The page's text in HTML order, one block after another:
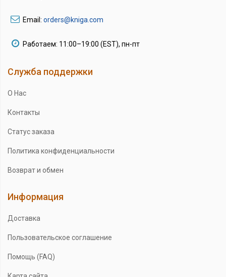
Email: orders@kniga.com
Работаем: 11:00–19:00 (EST), пн-пт
Служба поддержки
О Нас
Контакты
Статус заказа
Политика конфиденциальности
Возврат и обмен
Информация
Доставка
Пользовательское соглашение
Помощь (FAQ)